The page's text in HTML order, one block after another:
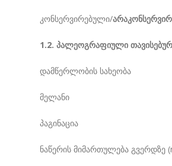
კონსერვირებული/
1.2. პალეოგრაფიული
დამწერლობის სახეობა
მელანი
პაგინაცია
ნაწერის მიმართულება გვერდზე